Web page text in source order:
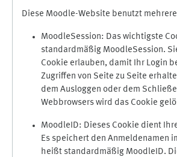
Diese Moodle-Website benutzt
MoodleSession: Das wichtigste
standardmäßig MoodleSession.
Cookie erlauben, damit Ihr Login
Zugriffen von Seite zu Seite
dem Ausloggen oder dem
Webbrowsers wird das Cookie
MoodleID: Dieses Cookie dient
Es speichert den Anmeldenamen
heißt standardmäßig MoodleID.